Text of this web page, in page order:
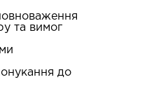
та вимог
до